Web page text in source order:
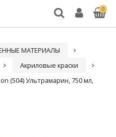
0
МАТЕРИАЛЫ
Акриловые краски
(504) Ультрамарин, 750 мл,